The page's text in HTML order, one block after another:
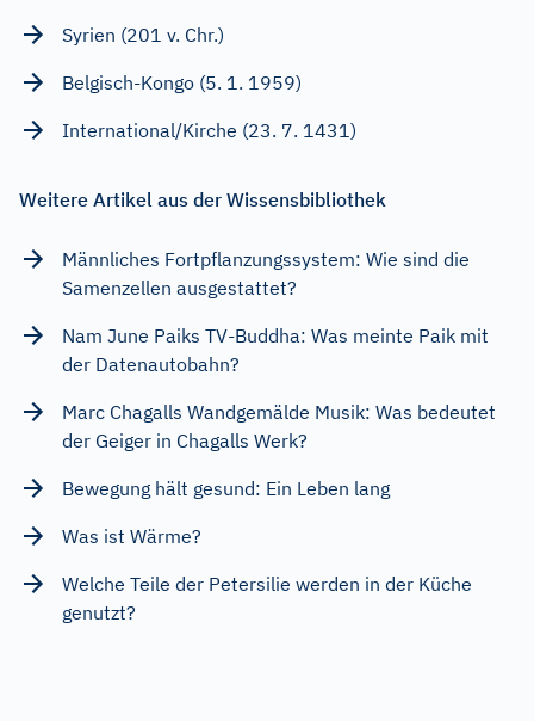
Syrien (201 v. Chr.)
Belgisch-Kongo (5. 1. 1959)
International/Kirche (23. 7. 1431)
Weitere Artikel aus der Wissensbibliothek
Männliches Fortpflanzungssystem: Wie sind die
Samenzellen ausgestattet?
Nam June Paiks TV-Buddha: Was meinte Paik mit
der Datenautobahn?
Marc Chagalls Wandgemälde Musik: Was bedeutet
der Geiger in Chagalls Werk?
Bewegung hält gesund: Ein Leben lang
Was ist Wärme?
Welche Teile der Petersilie werden in der Küche
genutzt?